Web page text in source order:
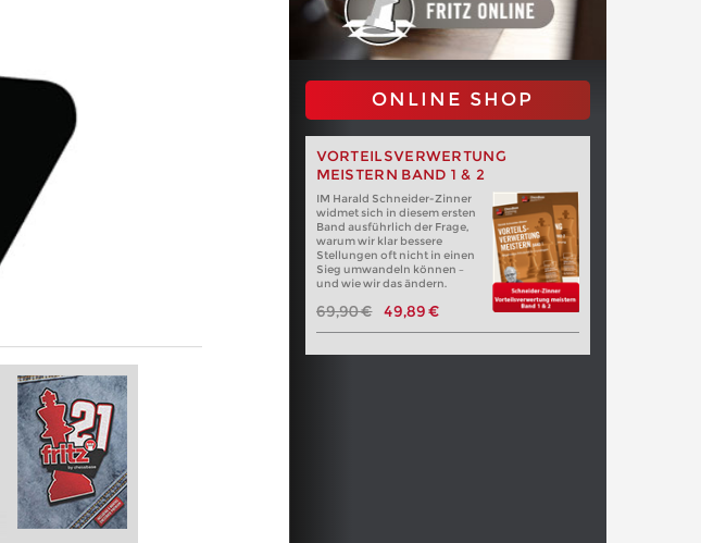
ONLINE SHOP
VORTEILSVERWERTUNG
MEISTERN BAND 1 & 2
IM Harald Schneider-Zinner
widmet sich in diesem ersten
Band ausführlich der Frage,
warum wir klar bessere
Stellungen oft nicht in einen
Sieg umwandeln können –
und wie wir das ändern.
69,90 € 49,89 €